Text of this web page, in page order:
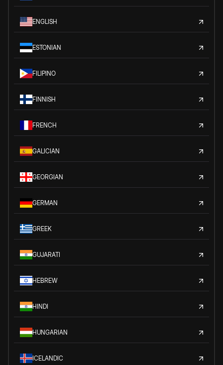
ENGLISH
ESTONIAN
FILIPINO
FINNISH
FRENCH
GALICIAN
GEORGIAN
GERMAN
GREEK
GUJARATI
HEBREW
HINDI
HUNGARIAN
ICELANDIC